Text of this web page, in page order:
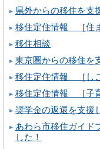
県外からの移住を支
移住定住情報 ［住
移住相談
東京圏からの移住を
移住定住情報 ［し
移住定住情報 ［子
奨学金の返還を支援
あわら市移住ガイド
した！